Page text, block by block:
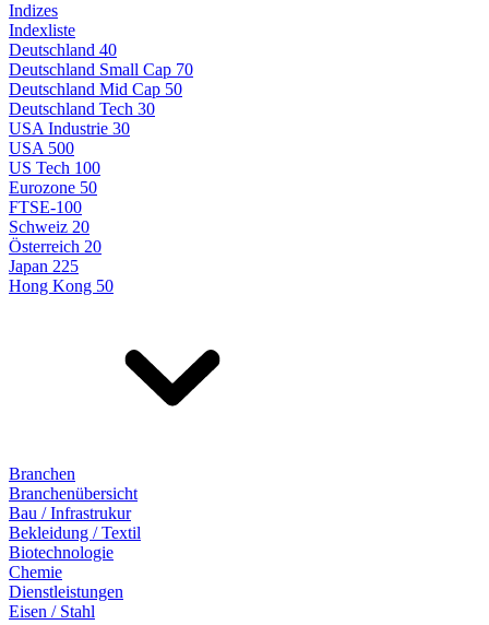
Indizes
Indexliste
Deutschland 40
Deutschland Small Cap 70
Deutschland Mid Cap 50
Deutschland Tech 30
USA Industrie 30
USA 500
US Tech 100
Eurozone 50
FTSE-100
Schweiz 20
Österreich 20
Japan 225
Hong Kong 50
Branchen
Branchenübersicht
Bau / Infrastrukur
Bekleidung / Textil
Biotechnologie
Chemie
Dienstleistungen
Eisen / Stahl